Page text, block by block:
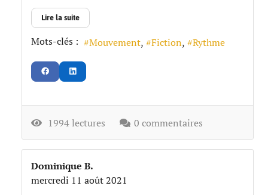
Lire la suite
Mots-clés : Mouvement Fiction Rythme
1994 lectures 0 commentaires
Dominique B.
mercredi 11 août 2021